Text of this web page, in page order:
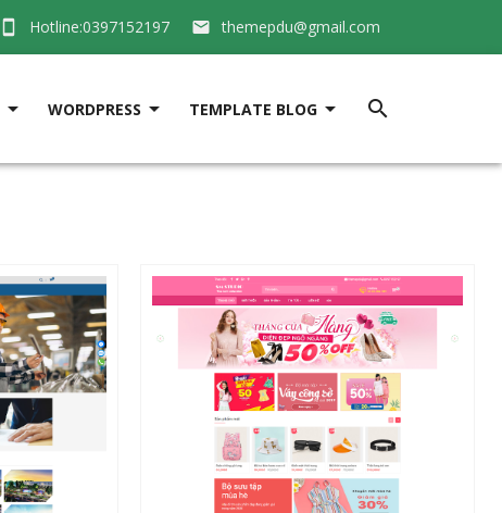
 themepdu@gmail.com
 Hotline:0397152197
 WORDPRESS  TEMPLATE BLOG  